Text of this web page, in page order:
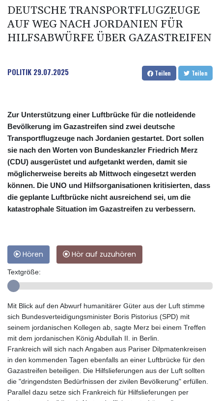
DEUTSCHE TRANSPORTFLUGZEUGE
AUF WEG NACH JORDANIEN FÜR
HILFSABWÜRFE ÜBER GAZASTREIFEN
POLITIK 29.07.2025 Teilen Teilen
Zur Unterstützung einer Luftbrücke für die notleidende
Bevölkerung im Gazastreifen sind zwei deutsche
Transportflugzeuge nach Jordanien gestartet. Dort sollen
sie nach den Worten von Bundeskanzler Friedrich Merz
(CDU) ausgerüstet und aufgetankt werden, damit sie
möglicherweise bereits ab Mittwoch eingesetzt werden
können. Die UNO und Hilfsorganisationen kritisierten, dass
die geplante Luftbrücke nicht ausreichend sei, um die
katastrophale Situation im Gazastreifen zu verbessern.
Hören Hör auf zuzuhören
Textgröße:
Mit Blick auf den Abwurf humanitärer Güter aus der Luft stimme
sich Bundesverteidigungsminister Boris Pistorius (SPD) mit
seinem jordanischen Kollegen ab, sagte Merz bei einem Treffen
mit dem jordanischen König Abdullah II. in Berlin.
Frankreich will sich nach Angaben aus Pariser Dilpmatenkreisen
in den kommenden Tagen ebenfalls an einer Luftbrücke für den
Gazastreifen beteiligen. Die Hilfslieferungen aus der Luft sollten
die "dringendsten Bedürfnissen der zivilen Bevölkerung" erfüllen.
Parallel dazu setze sich Frankreich für Hilfslieferungen per